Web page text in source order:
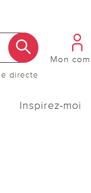
directe
Mon
Inspirez-moi